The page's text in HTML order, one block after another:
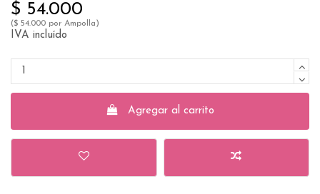
$ 54.000
($ 54.000 por Ampolla)
IVA incluído
Agregar al carrito